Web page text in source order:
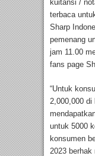
kuitansi /
terbaca
Sharp
pemenang
jam 11.00
fans page
“Untuk
2,000,000 di
untuk 5000
konsumen
2023